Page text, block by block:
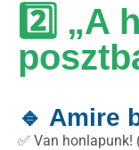
2️⃣ „A
🔹 Amire
✅ Van honlapunk!